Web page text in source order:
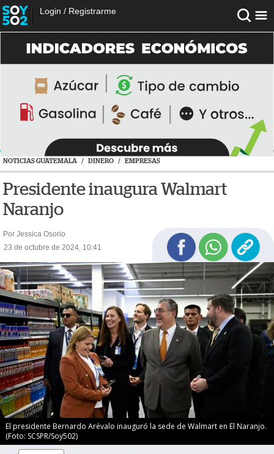
Login / Registrarme
NOTICIAS GUATEMALA / DINERO / EMPRESAS
Presidente inaugura Walmart
Naranjo
Por Jessica Osorio
23 de octubre de 2024, 10:41
El presidente Bernardo Arévalo inauguró la sede de Walmart en El Naranjo.
(Foto: SCSPR/Soy502)